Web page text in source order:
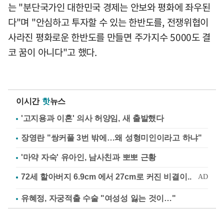
는 "분단국가인 대한민국 경제는 안보와 평화에 좌우된
다"며 "안심하고 투자할 수 있는 한반도를, 전쟁위협이
사라진 평화로운 한반도를 만들면 주가지수 5000도 결
코 꿈이 아니다"고 했다.
이시간 핫뉴스
'고지용과 이혼' 의사 허양임, 새 출발했다
장영란 "쌍커풀 3번 밖에…왜 성형미인이라고 하냐"
'마약 자숙' 유아인, 남사친과 뽀뽀 근황
유혜정, 자궁적출 수술 "여성성 잃는 것이…"